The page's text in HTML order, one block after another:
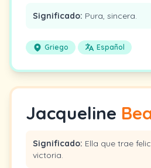
Significado: Pura, sincera.
Griego Español
Jacqueline
Significado: Ella que trae
victoria.